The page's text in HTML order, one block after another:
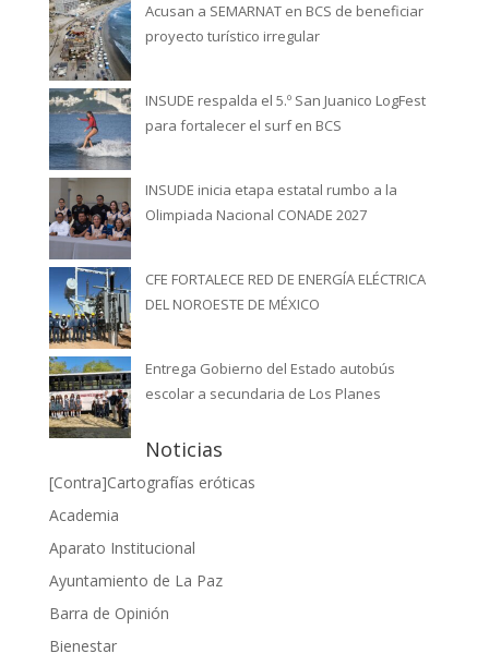
Acusan a SEMARNAT en BCS de beneficiar
proyecto turístico irregular
INSUDE respalda el 5.º San Juanico LogFest
para fortalecer el surf en BCS
INSUDE inicia etapa estatal rumbo a la
Olimpiada Nacional CONADE 2027
CFE FORTALECE RED DE ENERGÍA ELÉCTRICA
DEL NOROESTE DE MÉXICO
Entrega Gobierno del Estado autobús
escolar a secundaria de Los Planes
Noticias
[Contra]Cartografías eróticas
Academia
Aparato Institucional
Ayuntamiento de La Paz
Barra de Opinión
Bienestar